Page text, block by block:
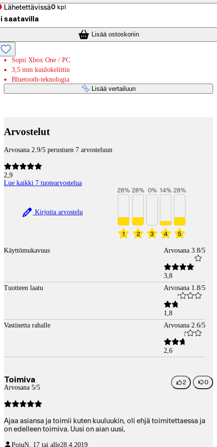
Lähetettävissä0 kpl
saatavilla
Lisää ostoskoriin
Sopii Xbox One / PC
3,5 mm kuulokeliitin
Bluetooth-teknologia
Lisää vertailuun
Arvostelut
Arvosana 2.9/5 perustuen 7 arvosteluun
2,9
Lue kaikki 7 tuotearvostelua
Kirjoita arvostelu
1
28%
2
28%
3
0%
4
14%
5
28%
Käyttömukavuus Arvosana 3.8/5
3,8
Tuotteen laatu
Arvosana 1.8/5
1,8
Vastinetta rahalle
Arvosana 2.6/5
2,6
Toimiva
Arvosana 5/5
2 0
Ajaa asiansa ja toimii kuten kuuluukin, oli ehjä toimitettaessa ja
on edelleen toimiva. Uusi on aian uusi,
PojuN, 17 tai alle28.4.2019